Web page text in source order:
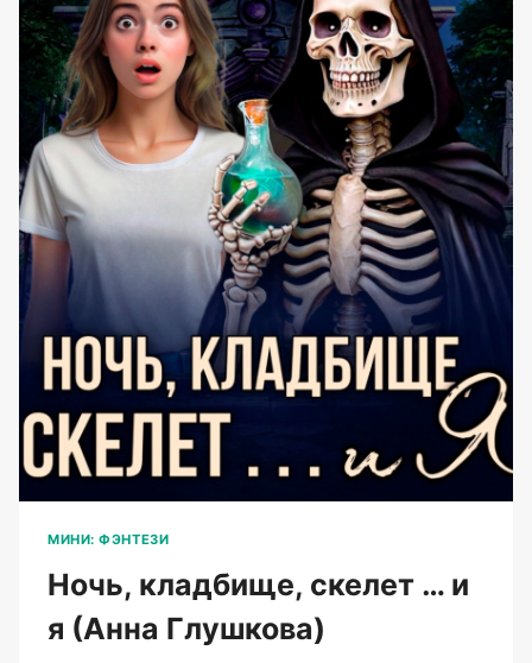
МИНИ: ФЭНТЕЗИ
Ночь, кладбище, скелет … и
я (Анна Глушкова)